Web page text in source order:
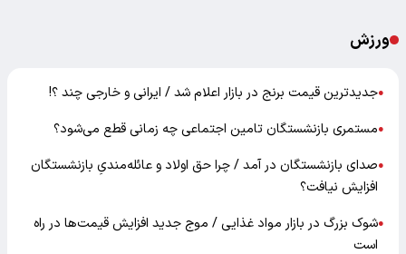
ورزش
●جدیدترین قیمت برنج در بازار اعلام شد / ایرانی و خارجی چند ؟!
●مستمری بازنشستگان تامین اجتماعی چه زمانی قطع می‌شود؟
●صدای بازنشستگان در آمد / چرا حق اولاد و عائله‌مندیِ بازنشستگان
افزایش نیافت؟
●شوک بزرگ در بازار مواد غذایی / موج جدید افزایش قیمت‌ها در راه
است